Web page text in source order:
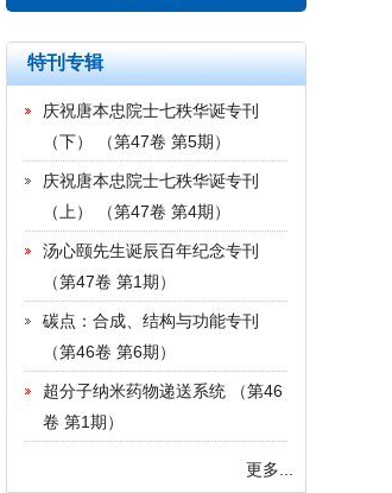
特刊专辑
庆祝唐本忠院士七秩华诞专刊
（下）
（第47卷 第5期）
庆祝唐本忠院士七秩华诞专刊
（上）
（第47卷 第4期）
汤心颐先生诞辰百年纪念专刊
（第47卷 第1期）
碳点：合成、结构与功能专刊
（第46卷 第6期）
超分子纳米药物递送系统 （第46
卷 第1期）
更多...